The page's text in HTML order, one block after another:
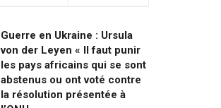
Guerre en Ukraine : Ursula
von der Leyen « Il faut punir
les pays africains qui se sont
abstenus ou ont voté contre
la résolution présentée à